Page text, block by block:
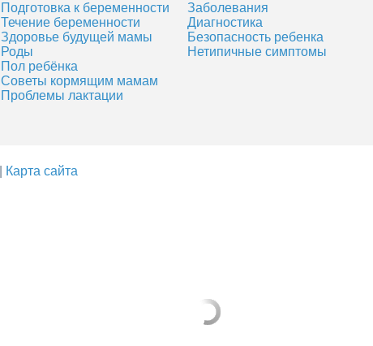
Подготовка к беременности
Течение беременности
Здоровье будущей мамы
Роды
Пол ребёнка
Советы кормящим мамам
Проблемы лактации
Заболевания
Диагностика
Безопасность ребенка
Нетипичные симптомы
Карта сайта